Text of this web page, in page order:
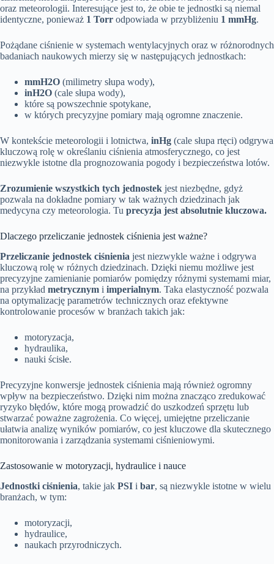
oraz meteorologii. Interesujące jest to, że obie te jednostki są niemal
identyczne, ponieważ 1 Torr odpowiada w przybliżeniu 1 mmHg.
Pożądane ciśnienie w systemach wentylacyjnych oraz w różnorodnych
badaniach naukowych mierzy się w następujących jednostkach:
mmH2O (milimetry słupa wody),
inH2O (cale słupa wody),
które są powszechnie spotykane,
w których precyzyjne pomiary mają ogromne znaczenie.
W kontekście meteorologii i lotnictwa, inHg (cale słupa rtęci) odgrywa
kluczową rolę w określaniu ciśnienia atmosferycznego, co jest
niezwykle istotne dla prognozowania pogody i bezpieczeństwa lotów.
Zrozumienie wszystkich tych jednostek jest niezbędne, gdyż
pozwala na dokładne pomiary w tak ważnych dziedzinach jak
medycyna czy meteorologia. Tu precyzja jest absolutnie kluczowa.
Dlaczego przeliczanie jednostek ciśnienia jest ważne?
Przeliczanie jednostek ciśnienia jest niezwykle ważne i odgrywa
kluczową rolę w różnych dziedzinach. Dzięki niemu możliwe jest
precyzyjne zamienianie pomiarów pomiędzy różnymi systemami miar,
na przykład metrycznym i imperialnym. Taka elastyczność pozwala
na optymalizację parametrów technicznych oraz efektywne
kontrolowanie procesów w branżach takich jak:
motoryzacja,
hydraulika,
nauki ścisłe.
Precyzyjne konwersje jednostek ciśnienia mają również ogromny
wpływ na bezpieczeństwo. Dzięki nim można znacząco zredukować
ryzyko błędów, które mogą prowadzić do uszkodzeń sprzętu lub
stwarzać poważne zagrożenia. Co więcej, umiejętne przeliczanie
ułatwia analizę wyników pomiarów, co jest kluczowe dla skutecznego
monitorowania i zarządzania systemami ciśnieniowymi.
Zastosowanie w motoryzacji, hydraulice i nauce
Jednostki ciśnienia, takie jak PSI i bar, są niezwykle istotne w wielu
branżach, w tym:
motoryzacji,
hydraulice,
naukach przyrodniczych.